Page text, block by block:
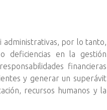
administrativas, por lo tanto,
deficiencias en la gestión
financieras
y generar un superávit
recursos humanos y la